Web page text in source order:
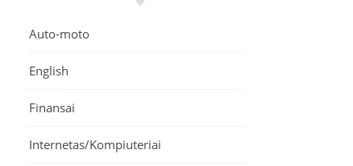
Auto-moto
English
Finansai
Internetas/Kompiuteriai